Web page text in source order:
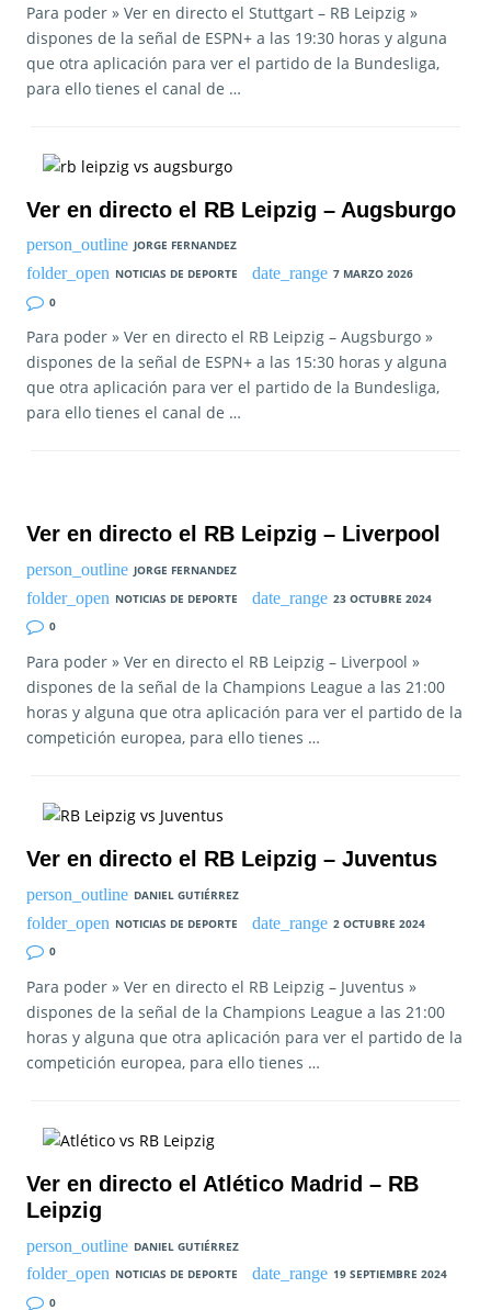
Para poder » Ver en directo el Stuttgart – RB Leipzig »
dispones de la señal de ESPN+ a las 19:30 horas y alguna
que otra aplicación para ver el partido de la Bundesliga,
para ello tienes el canal de …
Ver en directo el RB Leipzig – Augsburgo
JORGE FERNANDEZ
NOTICIAS DE DEPORTE
7 MARZO 2026
0
Para poder » Ver en directo el RB Leipzig – Augsburgo »
dispones de la señal de ESPN+ a las 15:30 horas y alguna
que otra aplicación para ver el partido de la Bundesliga,
para ello tienes el canal de …
Ver en directo el RB Leipzig – Liverpool
JORGE FERNANDEZ
NOTICIAS DE DEPORTE
23 OCTUBRE 2024
0
Para poder » Ver en directo el RB Leipzig – Liverpool »
dispones de la señal de la Champions League a las 21:00
horas y alguna que otra aplicación para ver el partido de la
competición europea, para ello tienes …
Ver en directo el RB Leipzig – Juventus
DANIEL GUTIÉRREZ
NOTICIAS DE DEPORTE
2 OCTUBRE 2024
0
Para poder » Ver en directo el RB Leipzig – Juventus »
dispones de la señal de la Champions League a las 21:00
horas y alguna que otra aplicación para ver el partido de la
competición europea, para ello tienes …
Ver en directo el Atlético Madrid – RB
Leipzig
DANIEL GUTIÉRREZ
NOTICIAS DE DEPORTE
19 SEPTIEMBRE 2024
0